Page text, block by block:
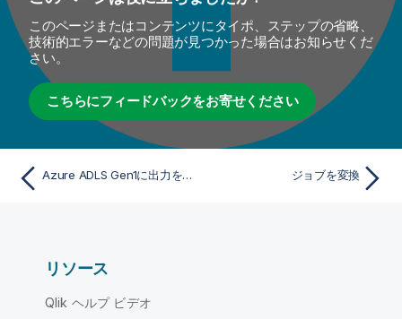
このページまたはコンテンツにタイポ、ステップの省略、
技術的エラーなどの問題が見つかった場合はお知らせくだ
さい。
こちらにフィードバックをお寄せください
Azure ADLS Gen1に出力を書き込む ジョブを変換
リソース
Qlik ヘルプ ビデオ